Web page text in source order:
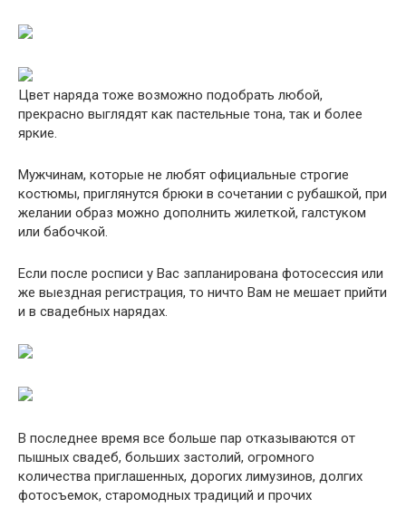
Цвет наряда тоже возможно подобрать любой,
прекрасно выглядят как пастельные тона, так и более
яркие.
Мужчинам, которые не любят официальные строгие
костюмы, приглянутся брюки в сочетании с рубашкой, при
желании образ можно дополнить жилеткой, галстуком
или бабочкой.
Если после росписи у Вас запланирована фотосессия или
же выездная регистрация, то ничто Вам не мешает прийти
и в свадебных нарядах.
В последнее время все больше пар отказываются от
пышных свадеб, больших застолий, огромного
количества приглашенных, дорогих лимузинов, долгих
фотосъемок, старомодных традиций и прочих